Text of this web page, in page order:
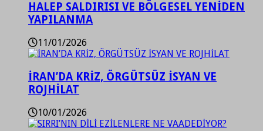
HALEP SALDIRISI VE BÖLGESEL YENİDEN
YAPILANMA
11/01/2026
İRAN’DA KRİZ, ÖRGÜTSÜZ İSYAN VE
ROJHİLAT
10/01/2026